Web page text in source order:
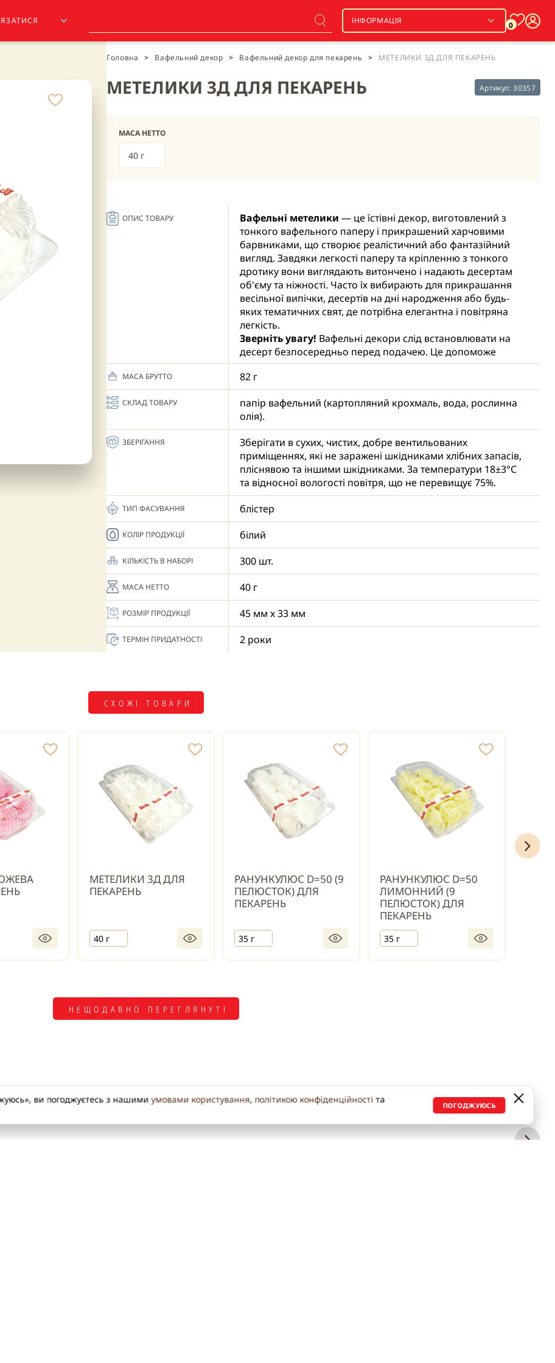
ІНФОРМАЦІЯ 0
Головна > Вафельний декор > Вафельний декор для пекарень > МЕТЕЛИКИ 3Д ДЛЯ ПЕКАРЕНЬ
МЕТЕЛИКИ 3Д ДЛЯ ПЕКАРЕНЬ Артикул:30357
МАСА НЕТТО
40 г
ОПИС ТОВАРУ Вафельні метелики — це їстівні декор, виготовлений з
тонкого вафельного паперу і прикрашений харчовими
барвниками, що створює реалістичний або фантазійний
вигляд. Завдяки легкості паперу та кріпленню з тонкого
дротику вони виглядають витончено і надають десертам
об'єму та ніжності. Часто їх вибирають для прикрашання
весільної випічки, десертів на дні народження або будь-
яких тематичних свят, де потрібна елегантна і повітряна
легкість.
Зверніть увагу! Вафельні декори слід встановлювати на
десерт безпосередньо перед подачею. Це допоможе
уникнути деформації чи розм'якшення прикраси. Якщо
десерт зберігався в холодильнику, слід дочекатися, поки
поверхня повністю висохне, і тільки тоді встановлювати
декор, щоб конденсат не деформував прикраси або не
змінив їх колір.
МАСА БРУТТО 82 г
СКЛАД ТОВАРУ
папір вафельний (картопляний крохмаль, вода, рослинна
олія).
ЗБЕРІГАННЯ
Зберігати в сухих, чистих, добре вентильованих
приміщеннях, які не заражені шкідниками хлібних запасів,
пліснявою та іншими шкідниками. За температури 18±3°С
та відносної вологості повітря, що не перевищує 75%.
ТИП ФАСУВАННЯ блістер
КОЛІР ПРОДУКЦІЇ білий
КІЛЬКІСТЬ В НАБОРІ 300 шт.
МАСА НЕТТО 40 г
РОЗМІР ПРОДУКЦІЇ 45 мм х 33 мм
ТЕРМІН ПРИДАТНОСТІ 2 роки
СХОЖІ ТОВАРИ
МЕТЕЛИКИ 3Д ДЛЯ
ПЕКАРЕНЬ
40 г
РАНУНКУЛЮС D=50 (9
ПЕЛЮСТОК) ДЛЯ
ПЕКАРЕНЬ
35 г
РАНУНКУЛЮС D=50
ЛИМОННИЙ (9
ПЕЛЮСТОК) ДЛЯ
ПЕКАРЕНЬ
35 г
НЕЩОДАВНО ПЕРЕГЛЯНУТІ
ви погоджуєтесь з нашимиумовами користування, політикою конфіденційності та
ПОГОДЖУЮСЬ